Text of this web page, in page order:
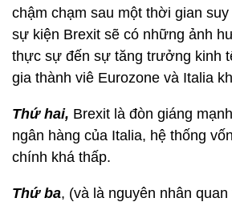
chậm chạm sau một thời gian
sự kiện Brexit sẽ có những ảnh
thực sự đến sự tăng trưởng kinh
gia thành viê Eurozone và Italia
Thứ hai, Brexit là đòn giáng
ngân hàng của Italia, hệ thống
chính khá thấp.
Thứ ba, (và là nguyên nhân